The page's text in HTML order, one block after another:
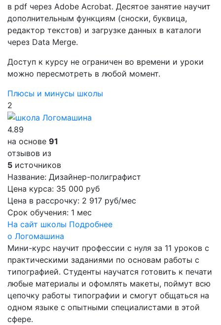
в pdf через Adobe Acrobat. Десятое занятие научит
дополнительным функциям (сноски, буквица,
редактор текстов) и загрузке данных в каталоги
через Data Merge.
Доступ к курсу не ограничен во времени и уроки
можно пересмотреть в любой момент.
Плюсы и минусы школы
2
4.89
на основе 91
отзывов из
5 источников
Название: Дизайнер-полиграфист
Цена курса: 35 000 руб
Цена в рассрочку: 2 917 руб/мес
Срок обучения: 1 мес
На сайт школы Подробнее
о Логомашина
Мини-курс научит профессии с нуля за 11 уроков с
практическими заданиями по основам работы с
типографией. Студенты научатся готовить к печати
любые материалы и офомлять макеты, поймут всю
цепочку работы типографии и смогут общаться на
одном языке с опытными специалистами в этой
сфере.